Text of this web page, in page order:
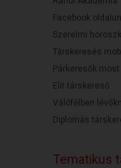
Facebook
Szerelmi
Társkeresés
Párkeresők
Elit társkereső
Válófélben
Diplomás
Tematikus